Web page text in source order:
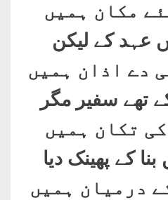
مکان ہمیں
عہد کے لیکن
دے اذان ہمیں
تھے سفیر مگر
تکان ہمیں
کے پھینک دیا
درمیان ہمیں